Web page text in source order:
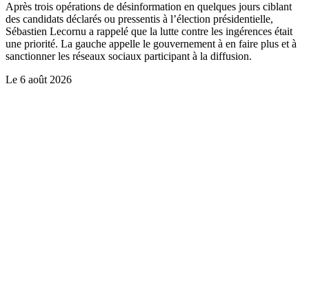
Après trois opérations de désinformation en quelques jours ciblant
des candidats déclarés ou pressentis à l’élection présidentielle,
Sébastien Lecornu a rappelé que la lutte contre les ingérences était
une priorité. La gauche appelle le gouvernement à en faire plus et à
sanctionner les réseaux sociaux participant à la diffusion.
Le 6 août 2026